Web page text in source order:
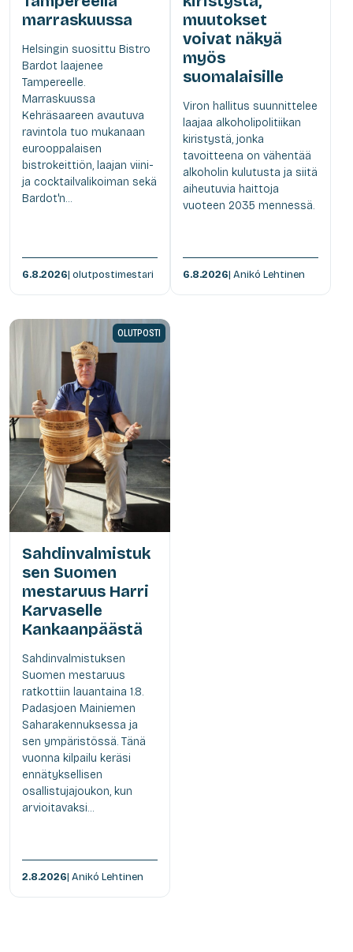
marraskuussa
Helsingin suosittu Bistro
Bardot laajenee
Tampereelle.
Marraskuussa
Kehräsaareen avautuva
ravintola tuo mukanaan
eurooppalaisen
bistrokeittiön, laajan viini-
ja cocktailvalikoiman sekä
Bardot'n...
6.8.2026| olutpostimestari
muutokset
voivat näkyä
myös
suomalaisille
Viron hallitus suunnittelee
laajaa alkoholipolitiikan
kiristystä, jonka
tavoitteena on vähentää
alkoholin kulutusta ja siitä
aiheutuvia haittoja
vuoteen 2035 mennessä.
6.8.2026| Anikó Lehtinen
OLUTPOSTI
Sahdinvalmistuk
sen Suomen
mestaruus Harri
Karvaselle
Kankaanpäästä
Sahdinvalmistuksen
Suomen mestaruus
ratkottiin lauantaina 1.8.
Padasjoen Mainiemen
Saharakennuksessa ja
sen ympäristössä. Tänä
vuonna kilpailu keräsi
ennätyksellisen
osallistujajoukon, kun
arvioitavaksi...
2.8.2026| Anikó Lehtinen